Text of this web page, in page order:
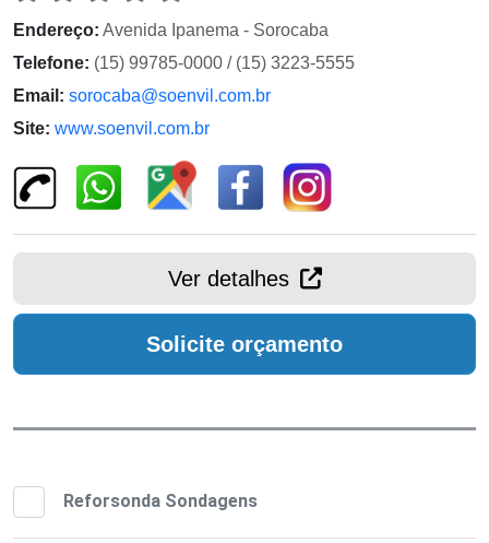
Endereço: Avenida Ipanema - Sorocaba
Telefone: (15) 99785-0000 / (15) 3223-5555
Email: sorocaba@soenvil.com.br
Site: www.soenvil.com.br
Ver detalhes
Solicite orçamento
Reforsonda Sondagens